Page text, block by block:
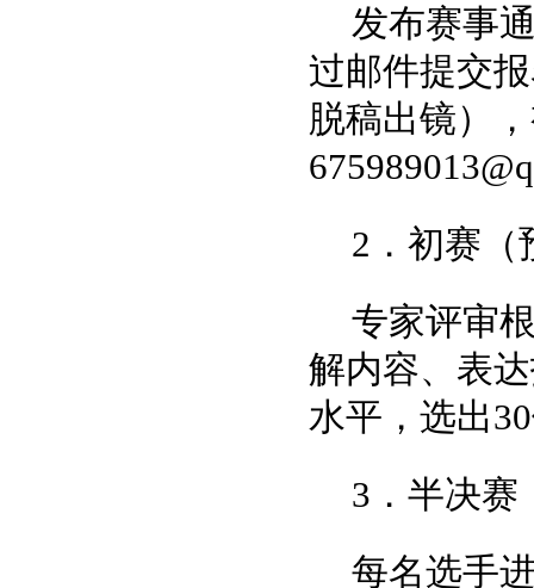
发布赛事
过邮件提交
脱稿出镜）
2．初赛（
专家评审
解内容、表
水平，选出
3．半决赛
每名选手